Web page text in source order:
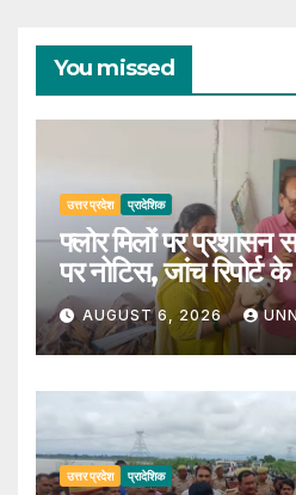
You missed
उत्तर प्रदेश प्रादेशिक
फ्लोर मिलों पर
पर नोटिस, जांच रिपोर्ट के
AUGUST 6, 2026
उत्तर प्रदेश प्रादेशिक